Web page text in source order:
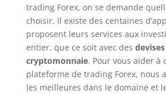
trading Forex, on se demande
choisir. Il existe des centaines
proposent leurs services aux
entier, que ce soit avec des devises
cryptomonnaie. Pour vous aider à
plateforme de trading Forex, nous
les meilleures dans le domaine et